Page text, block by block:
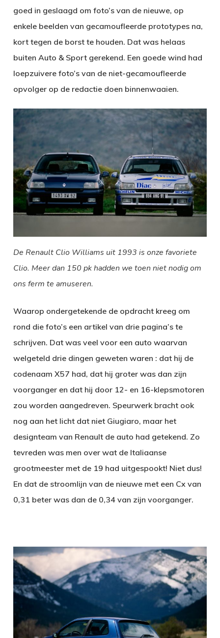
goed in geslaagd om foto’s van de nieuwe, op
enkele beelden van gecamoufleerde prototypes na,
kort tegen de borst te houden. Dat was helaas
buiten Auto & Sport gerekend. Een goede wind had
loepzuivere foto’s van de niet-gecamoufleerde
opvolger op de redactie doen binnenwaaien.
De Renault Clio Williams uit 1993 is onze favoriete
Clio. Meer dan 150 pk hadden we toen niet nodig om
ons ferm te amuseren.
Waarop ondergetekende de opdracht kreeg om
rond die foto’s een artikel van drie pagina’s te
schrijven. Dat was veel voor een auto waarvan
welgeteld drie dingen geweten waren : dat hij de
codenaam X57 had, dat hij groter was dan zijn
voorganger en dat hij door 12- en 16-klepsmotoren
zou worden aangedreven. Speurwerk bracht ook
nog aan het licht dat niet Giugiaro, maar het
designteam van Renault de auto had getekend. Zo
tevreden was men over wat de Italiaanse
grootmeester met de 19 had uitgespookt! Niet dus!
En dat de stroomlijn van de nieuwe met een Cx van
0,31 beter was dan de 0,34 van zijn voorganger.